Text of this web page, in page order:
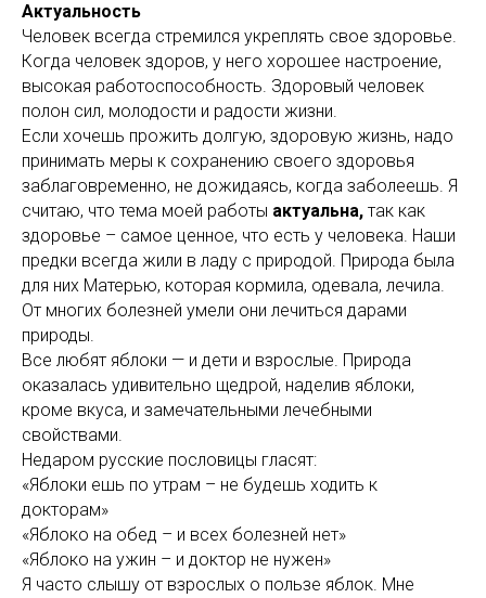
Актуальность
Человек всегда стремился укреплять свое здоровье.
Когда человек здоров, у него хорошее настроение,
высокая работоспособность. Здоровый человек
полон сил, молодости и радости жизни.
Если хочешь прожить долгую, здоровую жизнь, надо
принимать меры к сохранению своего здоровья
заблаговременно, не дожидаясь, когда заболеешь. Я
считаю, что тема моей работы актуальна, так как
здоровье – самое ценное, что есть у человека. Наши
предки всегда жили в ладу с природой. Природа была
для них Матерью, которая кормила, одевала, лечила.
От многих болезней умели они лечиться дарами
природы.
Все любят яблоки — и дети и взрослые. Природа
оказалась удивительно щедрой, наделив яблоки,
кроме вкуса, и замечательными лечебными
свойствами.
Недаром русские пословицы гласят:
«Яблоки ешь по утрам – не будешь ходить к
докторам»
«Яблоко на обед – и всех болезней нет»
«Яблоко на ужин – и доктор не нужен»
Я часто слышу от взрослых о пользе яблок. Мне